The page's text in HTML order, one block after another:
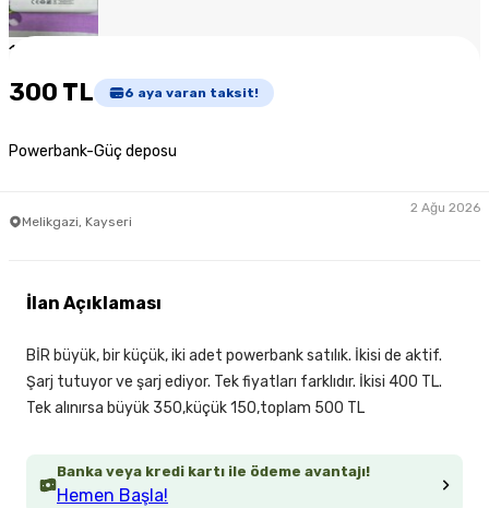
1
300 TL 6 aya varan taksit!
Powerbank-Güç deposu
Melikgazi, Kayseri
2 Ağu 2026
Banka veya kredi kartı ile ödeme avantajı!
Hemen Başla!
İlan Açıklaması
BİR büyük, bir küçük, iki adet powerbank satılık. İkisi de aktif.
Şarj tutuyor ve şarj ediyor. Tek fiyatları farklıdır. İkisi 400 TL.
Tek alınırsa büyük 350,küçük 150,toplam 500 TL